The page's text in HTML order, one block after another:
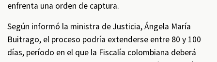
enfrenta una orden de captura.
Según informó la ministra de Justicia, Ángela María
Buitrago, el proceso podría extenderse entre 80 y 100
días, período en el que la Fiscalía colombiana deberá